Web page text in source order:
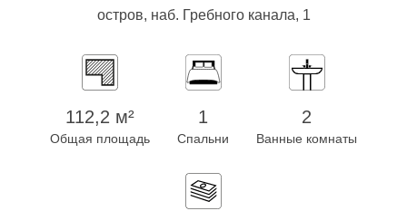
остров, наб. Гребного канала, 1
112,2 м²
Общая площадь
1
Спальни
2
Ванные комнаты